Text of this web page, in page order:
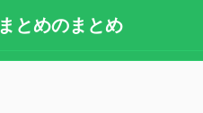
とめのまとめ